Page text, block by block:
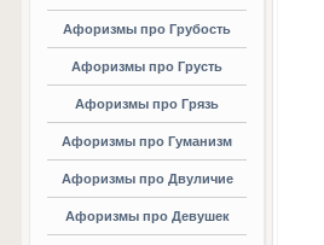
Афоризмы про Грубость
Афоризмы про Грусть
Афоризмы про Грязь
Афоризмы про Гуманизм
Афоризмы про Двуличие
Афоризмы про Девушек